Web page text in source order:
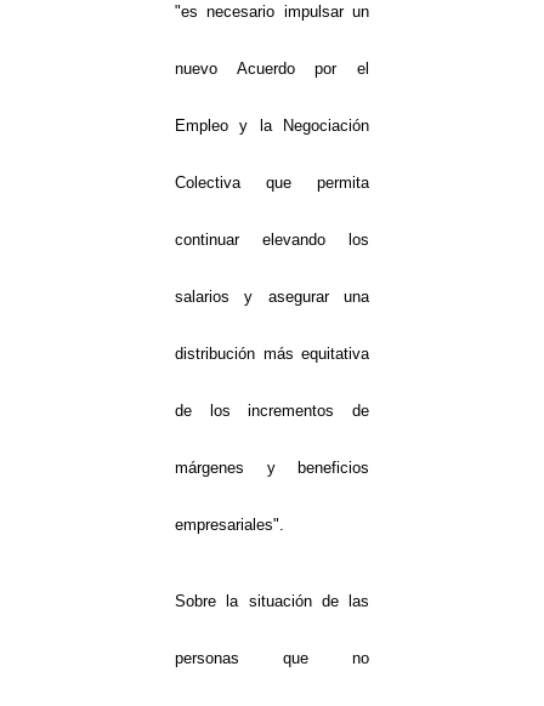
"es necesario impulsar un
nuevo Acuerdo por el
Empleo y la Negociación
Colectiva que permita
continuar elevando los
salarios y asegurar una
distribución más equitativa
de los incrementos de
márgenes y beneficios
empresariales".
Sobre la situación de las
personas que no